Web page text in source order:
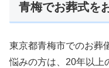
青梅でお葬式を
東京都青梅市でのお葬
悩みの方は、20年以上